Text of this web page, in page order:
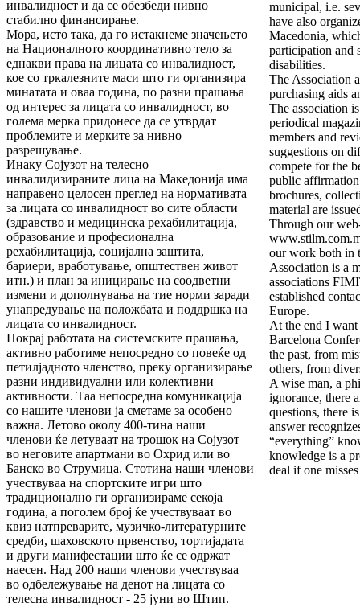
municipal, i.e.
have also
Macedonia,
participation and
disabilities.
The Association
purchasing aids
The association
periodical
members and
suggestions on
compete for the
public
brochures,
material are
Through our
our work both in
Association is a
associations
established
Europe.
At the end I want
Barcelona
the past, from
others, from
A wise man, a
ignorance, there
questions, there
answer
“everything”
knowledge is a
deal if one
инвалидност и да се обезбеди нивно
стабилно финансирање.
Мора, исто така, да го истакнеме значењето
на Националното координативно тело за
еднакви права на лицата со инвалидност,
кое со тркалезните маси што ги организира
минатата и оваа година, по разни прашања
од интерес за лицата со инвалидност, во
голема мерка придонесе да се утврдат
проблемите и мерките за нивно
разрешување.
Инаку Сојузот на телесно
инвалидизираните лица на Македонија има
направено целосен преглед на нормативата
за лицата со инвалидност во сите области
(здравство и медицинска рехабилитација,
образование и професионална
рехабилитација, социјална заштита,
бариери, вработување, општествен живот
итн.) и план за иницирање на соодветни
измени и дополнувања на тие норми заради
унапредување на положбата и поддршка на
лицата со инвалидност.
Покрај работата на системските прашања,
активно работиме непосредно со повеќе од
петилјадното членство, преку организирање
разни индивидуални или колективни
активности. Таа непосредна комуникација
со нашите членови ја сметаме за особено
важна. Летово околу 400-тина наши
членови ќе летуваат на трошок на Сојузот
во неговите апартмани во Охрид или во
Банско во Струмица. Стотина наши членови
учествуваа на спортските игри што
традиционално ги организираме секоја
година, а поголем број ќе учествуваат во
квиз натпреварите, музичко-литературните
средби, шаховското првенство, тортијадата
и други манифестации што ќе се одржат
наесен. Над 200 наши членови учествуваа
во одбележување на денот на лицата со
телесна инвалидност - 25 јуни во Штип.